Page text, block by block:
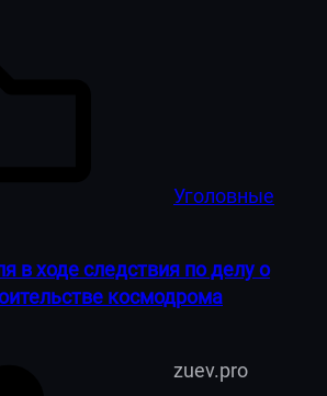
Уголовные
в ходе следствия по делу о
космодрома
zuev.pro